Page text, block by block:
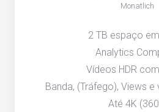
Monatlich
2 TB espaço
Analytics
Vídeos HDR
Banda, (Tráfego), Views
Até 4K